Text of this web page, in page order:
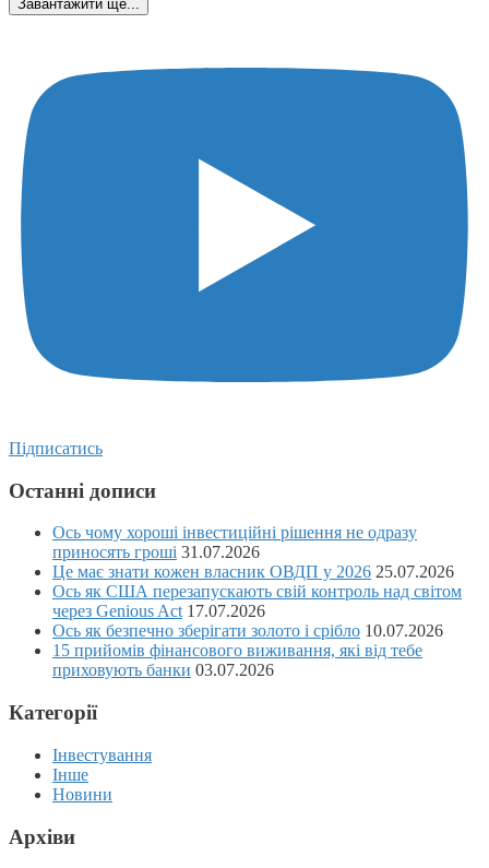
Завантажити ще...
Підписатись
Останні дописи
Ось чому хороші інвестиційні рішення не одразу
приносять гроші 31.07.2026
Це має знати кожен власник ОВДП у 2026 25.07.2026
Ось як США перезапускають свій контроль над світом
через Genious Act 17.07.2026
Ось як безпечно зберігати золото і срібло 10.07.2026
15 прийомів фінансового виживання, які від тебе
приховують банки 03.07.2026
Категорії
Інвестування
Інше
Новини
Архіви